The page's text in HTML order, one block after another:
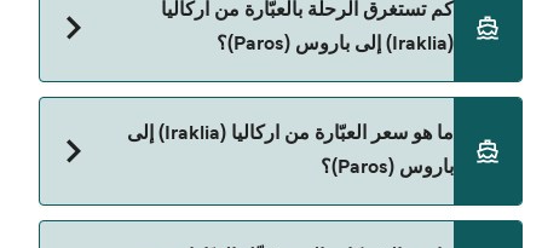
كم تستغرق الرحلة بالعبّارة من اركاليا
(Iraklia) إلى باروس (Paros)؟
(Paros) تقريباً 2 ساعات 15 دقائق. مدة الإبحار ممكن
تختلف حسب الموسم والشركة، لذلك ننصحك بمراجعة
الأوقات المباشرة باستخدام Direct Ferries Deal
ما هو سعر العبّارة من اركاليا (Iraklia) إلى
باروس (Paros)؟